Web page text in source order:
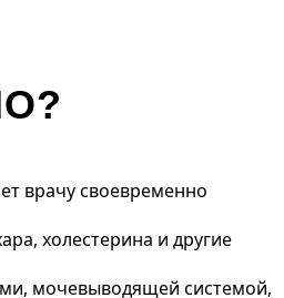
врачу своевременно
холестерина и другие
мочевыводящей системой,